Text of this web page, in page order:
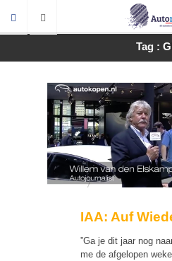
Tag :
IAA: Auf
”Ga je dit jaar nog
me de afgelopen